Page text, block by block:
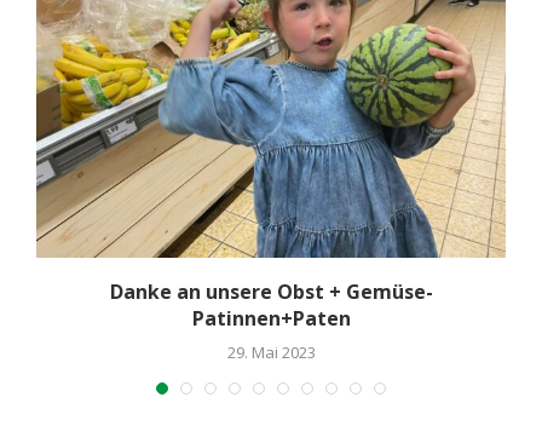
Danke an unsere Obst + Gemüse-
Patinnen+Paten
29. Mai 2023